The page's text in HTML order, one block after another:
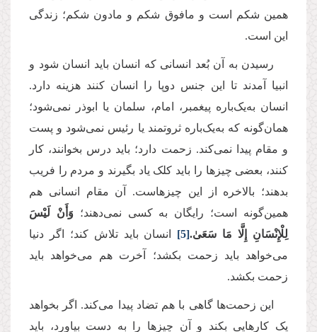
همین شکم است و مافوق شکم و مادون شکم؛ زندگی
این است.
رسیدن به آن بُعد انسانی که انسان باید انسان شود و
انبیا آمدند تا این جنس دوپا را انسان کنند هزینه‌ دارد.
انسان به‌یک‌باره پیغمبر، امام، سلمان یا ابوذر نمی‌شود؛
همان‌گونه که به‌یک‌باره ثروتمند یا رئیس نمی‌شود و پست
و مقام پیدا نمی‌کند. زحمت دارد؛ باید درس بخوانند، کار
کنند، بعضی چیزها را باید کلک یاد بگیرند و مردم را فریب
بدهند؛ بالاخره از این چیزهاست. آن مقام انسانی هم
همین‌گونه است؛ رایگان به کسی نمی‌دهند؛وَأَنْ لَيْسَ
لِلْإِنْسَانِ إِلَّا مَا سَعَىٰ.[5] انسان باید تلاش کند؛ اگر دنیا
می‌خواهد باید زحمت بکشد؛ آخرت هم می‌خواهد باید
زحمت بکشد.
این زحمت‌ها گاهی با هم تضاد پیدا می‌کند. اگر بخواهد
یک کارهایی بکند و آن چیزها را به دست بیاورد، باید